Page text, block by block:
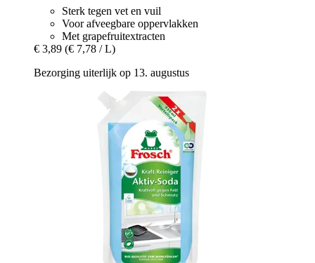
Sterk tegen vet en vuil
Voor afveegbare oppervlakken
Met grapefruitextracten
€ 3,89 (€ 7,78 / L)
Bezorging uiterlijk op 13. augustus